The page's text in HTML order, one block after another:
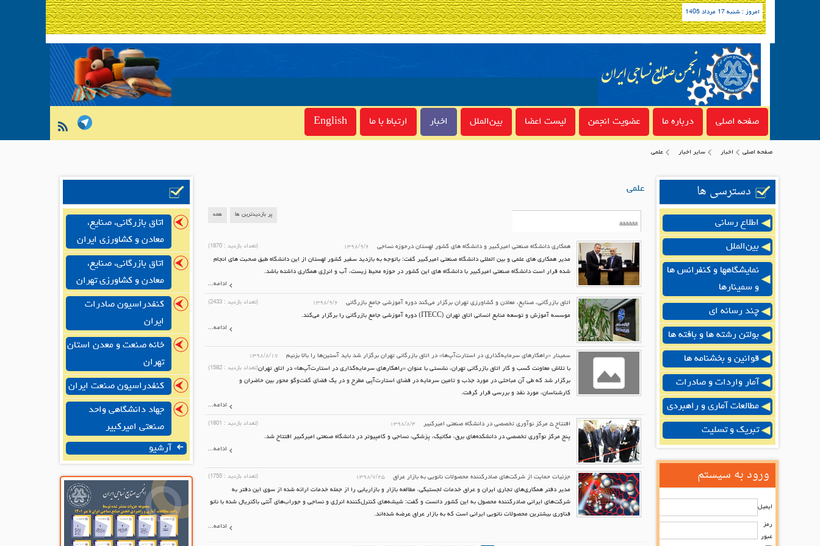
امروز : شنبه 17 مرداد 1405
صفحه اصلی درباره ما عضویت انجمن لیست اعضا بین‌الملل اخبار ارتباط با ما English
صفحه اصلی اخبار سایر اخبار علمی
دسترسی ها
اطلاع رسانی
بین‌الملل
نمایشگاهها و کنفرانس ها
و سمینارها
چند رسانه ای
بولتن رشته ها و بافته ها
قوانین و بخشنامه ها
آمار واردات و صادرات
مطالعات آماری و راهبردی
تبریک و تسلیت
ورود به سیستم
ایمیل
رمز
عبور
علمی
پر بازدیدترین ها همه
همکاری دانشگاه صنعتی امیرکبیر و دانشگاه های کشور لهستان درحوزه نساجی ۱۳۹۸/۹/۶ (تعداد بازدید : 1870
)
مدیر همکاری های علمی و بین المللی دانشگاه صنعتی امیرکبیر گفت: باتوجه به بازدید سفیر کشور لهستان از این دانشگاه طبق صحبت های انجام
شده قرار است دانشگاه صنعتی امیرکبیر با دانشگاه های این کشور در حوزه محیط زیست، آب و انرژی همکاری داشته باشد.
ادامه...
اتاق بازرگانی، صنایع، معادن و کشاورزی تهران برگزار می‌کند دوره آموزشی جامع بازرگانی ۱۳۹۸/۹/۶ (تعداد بازدید : 2433
)
موسسه آموزش و توسعه منابع انسانی اتاق تهران (ITECC) دوره آموزشی جامع بازرگانی را برگزار ‌می‌کند.
ادامه...
سمینار «راهکارهای ‌سرمایه‌گذاری در ‌استارت‌آپ‌ها» در اتاق بازرگانی تهران برگزار شد باید آستین‌ها را بالا بزنیم
۱۳۹۸/۸/۱۷
(تعداد بازدید : 1582
)
با تلاش معاونت کسب و کار اتاق بازرگانی تهران، نشستی با عنوان «راهکارهای سرمایه‌گذاری در استارت‌آپ‌ها» در اتاق تهران
برگزار شد که طی آن مباحثی در مورد جذب و تامین سرمایه در فضای استارت‌آپی مطرح و در یک فضای گفت‌وگو محور بین حاضران و
کارشناسان، مورد نقد و بررسی قرار گرفت.
ادامه...
افتتاح ۵ مرکز نوآوری تخصصی در دانشگاه صنعتی امیرکبیر ۱۳۹۸/۸/۴ (تعداد بازدید : 1801
)
پنج مرکز نوآوری تخصصی در دانشکده‌های برق، مکانیک، پزشکی، نساجی و کامپیوتر در دانشگاه صنعتی امیرکبیر افتتاح شد.
ادامه...
​جزئیات حمایت از شرکت‌های صادرکننده محصولات نانویی به بازار عراق ۱۳۹۸/۷/۲۵ (تعداد بازدید : 1755
)
مدیر دفتر همکاری‌های تجاری ایران و عراق خدمات لجستیکی، مطالعه بازار و بازاریابی را از جمله خدمات ارائه شده از سوی این دفتر به
شرکت‌های ایرانی صادرکننده محصول به این کشور دانست و گفت: شیشه‌های کنترل‌کننده انرژی و نساجی و جوراب‌های آنتی باکتریال شده با نانو
فناوری بیشترین محصولات نانویی ایرانی است که به بازار عراق عرضه شده‌اند.
ادامه...
اتاق بازرگانی، صنایع،
معادن و کشاورزی ایران
اتاق بازرگانی، صنایع،
معادن و کشاورزی تهران
کنفدراسیون صادرات
ایران
خانه صنعت و معدن استان
تهران
کنفدراسیون صنعت ایران
جهاد دانشگاهی واحد
صنعتی امیرکبیر
آرشیو